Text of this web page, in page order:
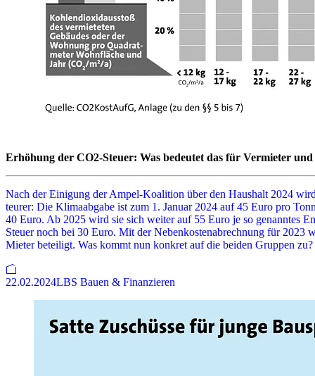
Erhöhung der CO2-Steuer: Was bedeutet das für Vermieter
Nach der Einigung der Ampel-Koalition über den Haushalt 2024
teurer: Die Klimaabgabe ist zum 1. Januar 2024 auf 45 Euro pro
40 Euro. Ab 2025 wird sie sich weiter auf 55 Euro je so genanntes
Steuer noch bei 30 Euro. Mit der Nebenkostenabrechnung für 2023
Mieter beteiligt. Was kommt nun konkret auf die beiden Gruppen zu?
22.02.2024LBS Bauen & Finanzieren